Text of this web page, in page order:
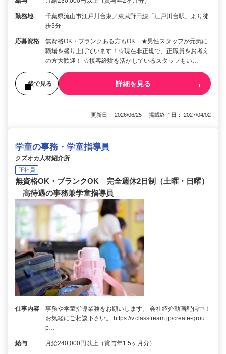
勤務地
千葉県流山市江戸川台東／東武野田線「江戸川台駅」より徒
歩3分
応募資格
無資格OK・ブランクある方もOK ★男性スタッフが元気に
職場を盛り上げています！☆現在非正規で、正職員をお考え
の方大歓迎！ ☆接客経験を活かしているスタッフもい…
後で見る 詳細を見る
更新日： 2026/06/25 掲載終了日： 2027/04/02
学童の事務・学童指導員
クズオカ人材紹介所
正社員
無資格OK・ブランクOK 完全週休2日制（土曜・日曜）
高待遇の事務兼学童指導員
仕事内容
事務や学童指導業務をお願いします。 会社紹介動画配信中！
お気軽にご相談下さい。 https://v.classtream.jp/create-grou
p…
給与 月給240,000円以上（賞与年1.5ヶ月分）